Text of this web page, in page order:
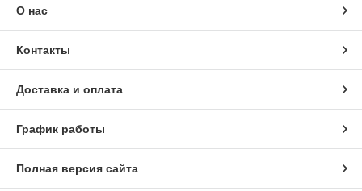
О нас
Контакты
Доставка и оплата
График работы
Полная версия сайта